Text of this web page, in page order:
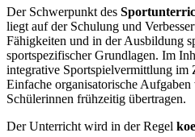
Der Schwerpunkt des
liegt auf der Schulung und
Fähigkeiten und in der Ausbildung
sportspezifischer Grundlagen. Im
integrative Sportspielvermittlung im
Einfache organisatorische
Schülerinnen frühzeitig übertragen.
Der Unterricht wird in der Regel